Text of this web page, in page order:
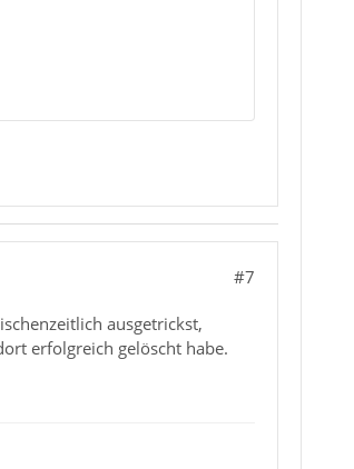
#7
ausgetrickst,
erfolgreich gelöscht habe.